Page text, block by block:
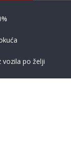
vozila po želji